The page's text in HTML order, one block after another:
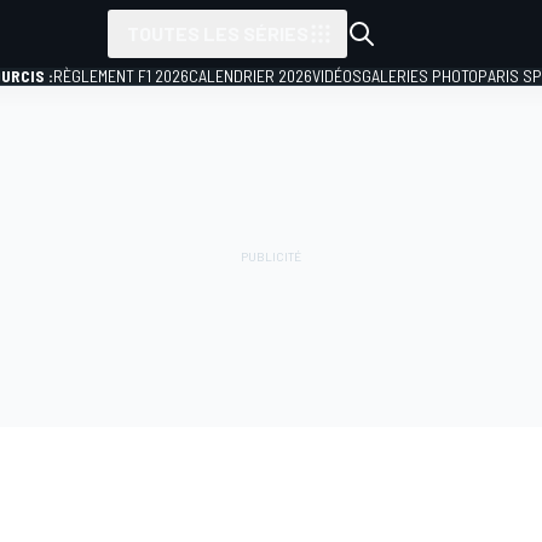
:RÈGLEMENT F1 2026CALENDRIER 2026VIDÉOSGALERIES PHOTOPARIS